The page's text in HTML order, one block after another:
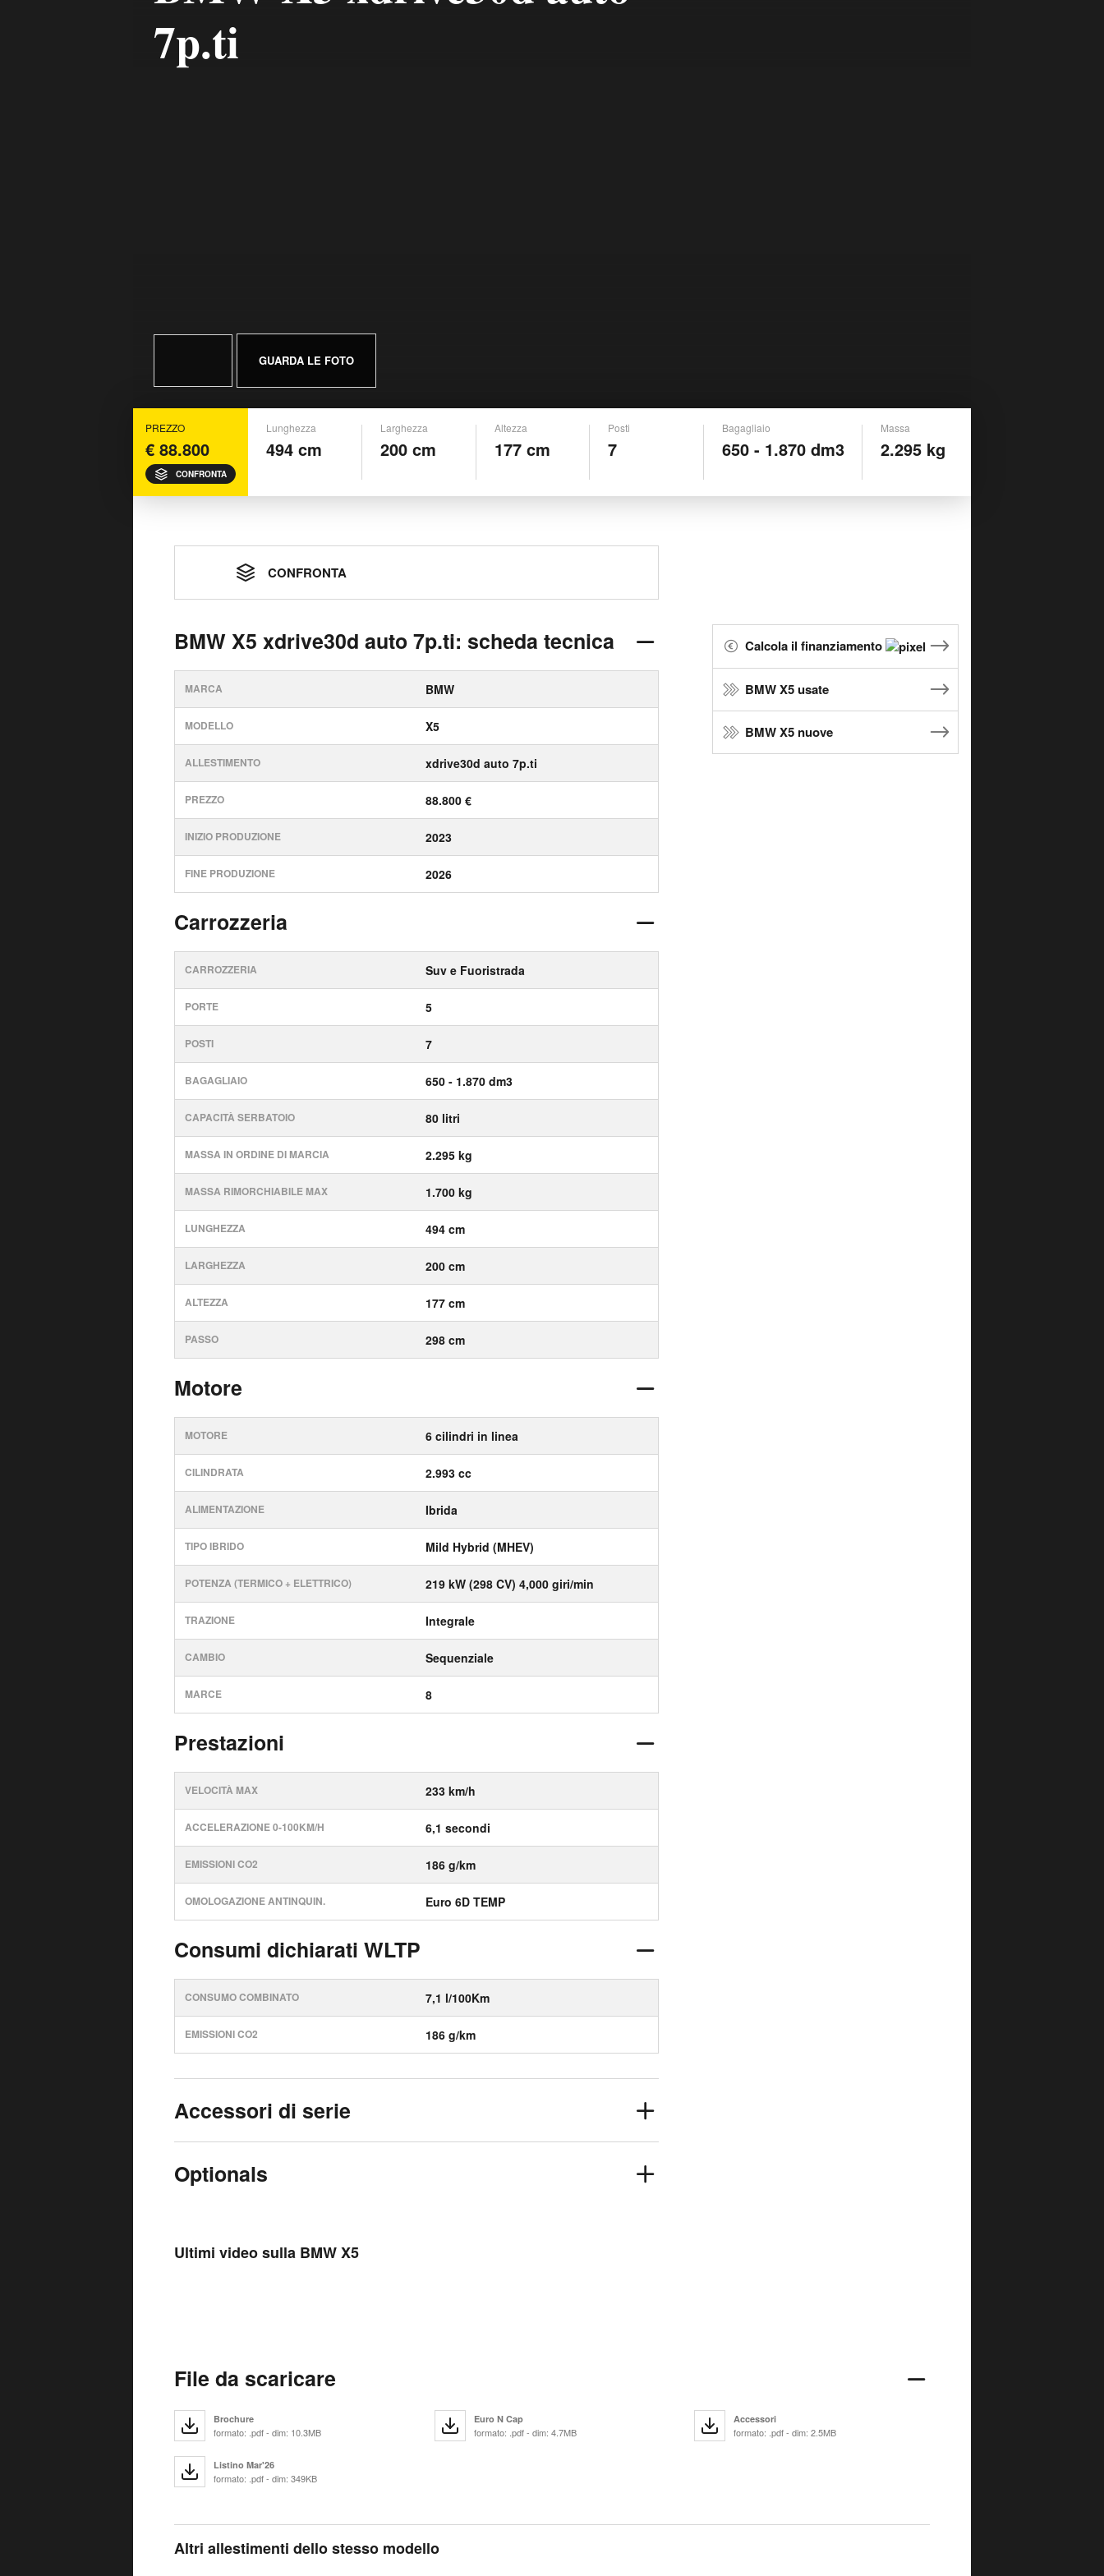
7p.ti
GUARDA LE FOTO
PREZZO
€ 88.800
CONFRONTA
Lunghezza
494 cm
Larghezza
200 cm
Altezza
177 cm
Posti
7
Bagagliaio
650 - 1.870 dm3
Massa
2.295 kg
CONFRONTA
BMW X5 xdrive30d auto 7p.ti: scheda tecnica
MARCA BMW
MODELLO X5
ALLESTIMENTO xdrive30d auto 7p.ti
PREZZO 88.800 €
INIZIO PRODUZIONE 2023
FINE PRODUZIONE 2026
Carrozzeria
CARROZZERIA Suv e Fuoristrada
PORTE 5
POSTI 7
BAGAGLIAIO 650 - 1.870 dm3
CAPACITÀ SERBATOIO 80 litri
MASSA IN ORDINE DI MARCIA 2.295 kg
MASSA RIMORCHIABILE MAX 1.700 kg
LUNGHEZZA 494 cm
LARGHEZZA 200 cm
ALTEZZA 177 cm
PASSO 298 cm
Motore
MOTORE 6 cilindri in linea
CILINDRATA 2.993 cc
ALIMENTAZIONE Ibrida
TIPO IBRIDO Mild Hybrid (MHEV)
POTENZA (TERMICO + ELETTRICO) 219 kW (298 CV) 4,000 giri/min
TRAZIONE Integrale
CAMBIO Sequenziale
MARCE 8
Prestazioni
VELOCITÀ MAX 233 km/h
ACCELERAZIONE 0-100KM/H 6,1 secondi
EMISSIONI CO2 186 g/km
OMOLOGAZIONE ANTINQUIN. Euro 6D TEMP
Consumi dichiarati WLTP
CONSUMO COMBINATO 7,1 l/100Km
EMISSIONI CO2 186 g/km
Accessori di serie
Optionals
Ultimi video sulla BMW X5
Calcola il finanziamento
BMW X5 usate
BMW X5 nuove
File da scaricare
Brochure
formato: .pdf - dim: 10.3MB
Euro N Cap
formato: .pdf - dim: 4.7MB
Accessori
formato: .pdf - dim: 2.5MB
Listino Mar'26
formato: .pdf - dim: 349KB
Altri allestimenti dello stesso modello